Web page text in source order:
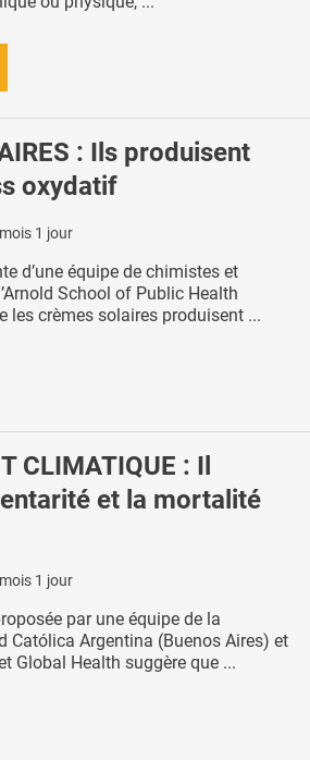
: Ils produisent
oxydatif
1 jour
d’une équipe de chimistes et
School of Public Health
les crèmes solaires produisent ...
CLIMATIQUE : Il
et la mortalité
1 jour
par une équipe de la
Católica Argentina (Buenos Aires) et
Global Health suggère que ...